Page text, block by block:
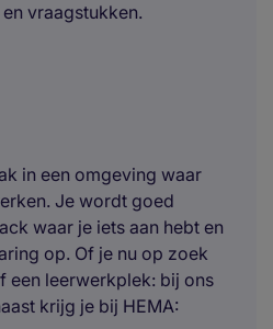
vraagstukken.
in een omgeving waar
Je wordt goed
waar je iets aan hebt en
op. Of je nu op zoek
een leerwerkplek: bij ons
krijg je bij HEMA: